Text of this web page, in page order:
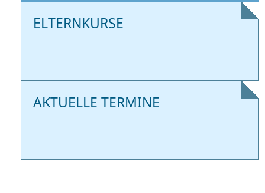
ELTERNKURSE
AKTUELLE TERMINE